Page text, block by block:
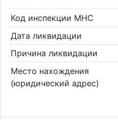
Код инспекции МНС
Дата ликвидации
Причина ликвидации
Место нахождения
(юридический адрес)